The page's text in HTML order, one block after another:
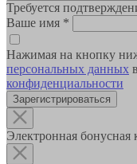
Требуется
Ваше имя *
Нажимая на кнопку
персональных данных
конфиденциальности
Зарегистрироваться
Электронная бонусная